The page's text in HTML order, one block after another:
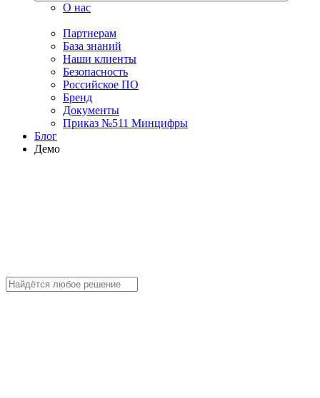
О нас
Партнерам
База знаний
Наши клиенты
Безопасность
Российское ПО
Бренд
Документы
Приказ №511 Минцифры
Блог
Демо